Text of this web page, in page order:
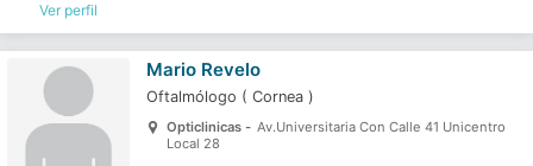
Ver perfil
Mario Revelo
Oftalmólogo ( Cornea )
Opticlinicas - Av.Universitaria Con Calle 41 Unicentro
Local 28